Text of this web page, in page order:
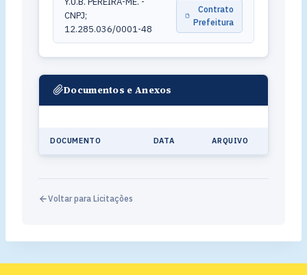
CNPJ;
12.285.036/0001-48
Contrato
Prefeitura
Documentos e Anexos
DOCUMENTO DATA ARQUIVO
Voltar para Licitações